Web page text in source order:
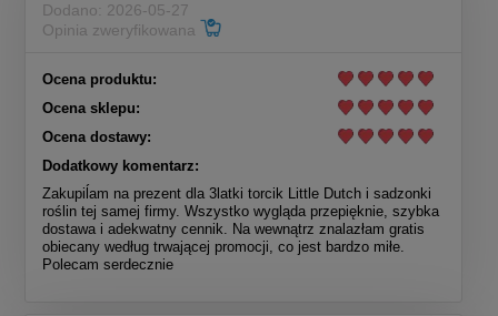
Dodano: 2026-05-27
Opinia zweryfikowana
Ocena produktu:
Ocena sklepu:
Ocena dostawy:
Dodatkowy komentarz:
Zakupiĺam na prezent dla 3latki torcik Little Dutch i sadzonki
roślin tej samej firmy. Wszystko wygląda przepięknie, szybka
dostawa i adekwatny cennik. Na wewnątrz znalazłam gratis
obiecany według trwającej promocji, co jest bardzo miłe.
Polecam serdecznie